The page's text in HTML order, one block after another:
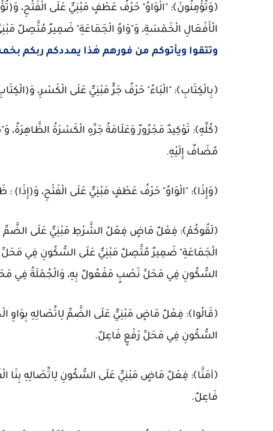
﴿وَتُؤْمِنُونَ﴾: "الْوَاوُ" حَرْفُ عَطْفٍ مَبْنِيٌّ عَلَى الْفَتْحِ،
الْأَفْعَالِ الْخَمْسَةِ، وَ"وَاوُ الْجَمَاعَةِ" ضَمِيرٌ مُتَّصِلٌ
وتتقوا ويأتوكم من فورهم هٰذا يمددكم ربكم
﴿بِالْكِتَابِ﴾: "الْبَاءُ" حَرْفُ جَرٍّ مَبْنِيٌّ عَلَى الْكَسْرِ،
﴿كُلِّهِ﴾: تَوْكِيدٌ مَجْرُورٌ وَعَلَامَةُ جَرِّهِ الْكَسْرَةُ
مُضَافٌ إِلَيْهِ.
﴿وَإِذَا﴾: "الْوَاوُ" حَرْفُ عَطْفٍ مَبْنِيٌّ عَلَى الْفَتْحِ،
﴿لَقُوكُمْ﴾: فِعْلٌ مَاضٍ فِعْلُ الشَّرْطِ مَبْنِيٌّ عَلَى الضَّمِّ
الْجَمَاعَةِ" ضَمِيرٌ مُتَّصِلٌ مَبْنِيٌّ عَلَى السُّكُونِ فِي
السُّكُونِ فِي مَحَلِّ نَصْبٍ مَفْعُولٌ بِهِ، وَالْجُمْلَةُ فِي
﴿قَالُوا﴾: فِعْلٌ مَاضٍ مَبْنِيٌّ عَلَى الضَّمِّ لِاتِّصَالِهِ بِوَاوِ
السُّكُونِ فِي مَحَلِّ رَفْعٍ فَاعِلٌ.
﴿آمَنَّا﴾: فِعْلٌ مَاضٍ مَبْنِيٌّ عَلَى السُّكُونِ لِاتِّصَالِهِ
فَاعِلٌ.